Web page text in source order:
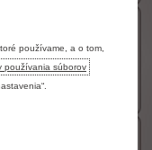
používame, a o tom,
používania súborov